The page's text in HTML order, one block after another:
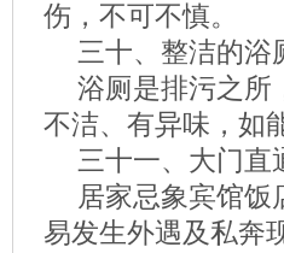
伤，不可不慎。
三十、整洁的浴
浴厕是排污之所
不洁、有异味，如
三十一、大门直
居家忌象宾馆饭
易发生外遇及私奔